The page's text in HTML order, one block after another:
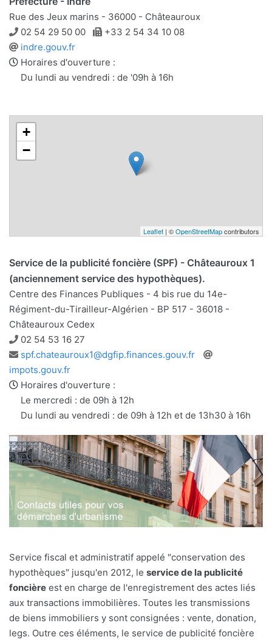
Rue des Jeux marins - 36000 - Châteauroux
Téléphone
02 54 29 50 00 Télécopie
+33 2 54 34 10 08
Site
web
indre.gouv.fr
Horaires d'ouverture :
Du lundi au vendredi : de '09h à 16h
+
−
Leaflet | ©OpenStreetMapcontributors
Service de la publicité foncière (SPF) - Châteauroux 1
(anciennement service des hypothèques).
Centre des Finances Publiques - 4 bis rue du 14e-
Régiment-du-Tirailleur-Algérien - BP 517 - 36018 -
Châteauroux Cedex
Téléphone
02 54 53 16 27
Adresse
e-
mail
spf.chateauroux1@dgfip.finances.gouv.fr
impots.gouv.fr
Horaires d'ouverture :
Le mercredi : de 09h à 12h
Du lundi au vendredi : de 09h à 12h et de 13h30 à 16h
Service fiscal et administratif appelé "conservation des
hypothèques" jusqu'en 2012, le service de la publicité
foncière est en charge de l'enregistrement des actes liés
aux transactions immobilières. Toutes les transmissions
de biens immobiliers y sont consignées : vente, donation,
legs. Outre ces éléments, le service de publicité foncière